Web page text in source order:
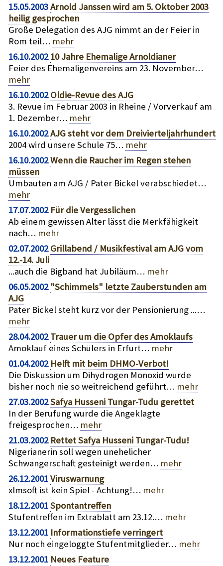
15.05.2003Arnold Janssen wird am 5. Oktober 2003
heilig gesprochen
Große Delegation des AJG nimmt an der Feier in
Rom teil… mehr
16.10.200210 Jahre Ehemalige Arnoldianer
Feier des Ehemaligenvereins am 23. November…
mehr
16.10.2002Oldie-Revue des AJG
3. Revue im Februar 2003 in Rheine / Vorverkauf am
1. Dezember… mehr
16.10.2002AJG steht vor dem Dreivierteljahrhundert
2004 wird unsere Schule 75… mehr
16.10.2002Wenn die Raucher im Regen stehen
müssen
Umbauten am AJG / Pater Bickel verabschiedet…
mehr
17.07.2002 Für die Vergesslichen
Ab einem gewissen Alter lässt die Merkfähigkeit
nach… mehr
02.07.2002Grillabend / Musikfestival am AJG vom
12.-14. Juli
...auch die Bigband hat Jubiläum… mehr
06.05.2002 "Schimmels" letzte Zauberstunden am
AJG
Pater Bickel steht kurz vor der Pensionierung ...…
mehr
28.04.2002Trauer um die Opfer des Amoklaufs
Amoklauf eines Schülers in Erfurt… mehr
01.04.2002 Helft mit beim DHMO-Verbot!
Die Diskussion um Dihydrogen Monoxid wurde
bisher noch nie so weitreichend geführt… mehr
27.03.2002Safya Husseni Tungar-Tudu gerettet
In der Berufung wurde die Angeklagte
freigesprochen… mehr
21.03.2002 Rettet Safya Husseni Tungar-Tudu!
Nigerianerin soll wegen unehelicher
Schwangerschaft gesteinigt werden… mehr
26.12.2001Viruswarnung
xlmsoft ist kein Spiel - Achtung!… mehr
18.12.2001Spontantreffen
Stufentreffen im Extrablatt am 23.12.… mehr
13.12.2001 Informationstiefe verringert
Nur noch eingeloggte Stufentmitglieder… mehr
13.12.2001 Neues Feature